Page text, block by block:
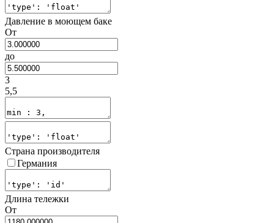
Давление в моющем баке
От
до
3
5,5
Страна производителя
Германия
Длина тележки
От